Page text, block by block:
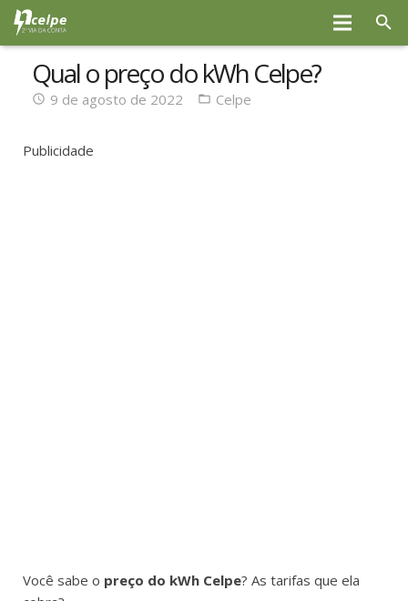
Qual o preço do kWh Celpe?
9 de agosto de 2022 Celpe
Publicidade
Você sabe o preço do kWh Celpe? As tarifas que ela